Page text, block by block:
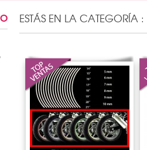
ESTÁS EN LA CATEGORÍA :